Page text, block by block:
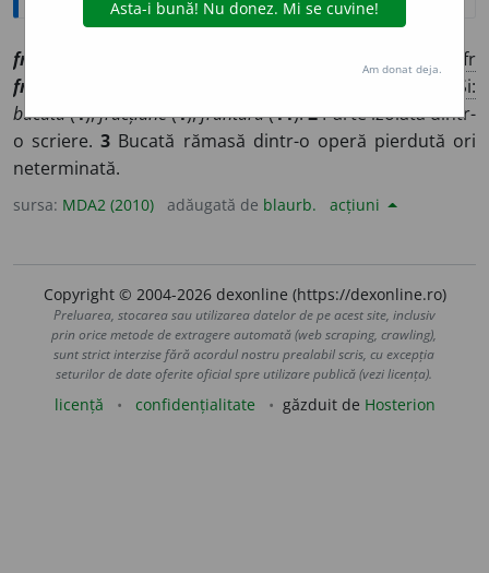
fragm
fr
fragment,
Si:
bucată(1),fracțiune(1),frântură(11).2Parte izolată dintr-
o scriere.3 Bucată rămasă dintr-o operă pierdută ori
neterminată.
sursa: MDA2 (2010) adăugată de blaurb. acțiuni
Copyright © 2004-2026 dexonline (https://dexonline.ro)
Preluarea, stocarea sau utilizarea datelor de pe acest site, inclusiv
prin orice metode de extragere automată (web scraping, crawling),
sunt strict interzise fără acordul nostru prealabil scris, cu excepția
seturilor de date oferite oficial spre utilizare publică (vezi licența).
licență confidențialitate găzduit de Hosterion
Am donat deja.